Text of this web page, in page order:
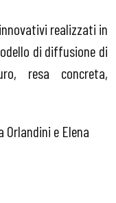
realizzati in
di diffusione di
resa concreta,
Orlandini e Elena